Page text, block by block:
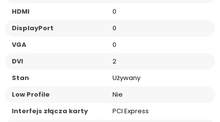
HDMI
0
DisplayPort
0
VGA
0
DVI
2
Stan
Używany
Low Profile
Nie
Interfejs złącza karty
PCI Express